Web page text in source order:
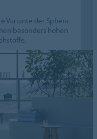
Variante der Sphera
besonders hohen